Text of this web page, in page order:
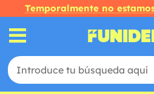
Temporalmente no